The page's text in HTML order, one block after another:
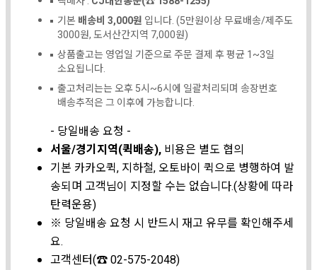
기본 배송비 3,000원 입니다. (5만원이상 무료배송/제주도
3000원, 도서산간지역 7,000원)
상품출고는 영업일 기준으로 주문 결제 후 평균 1~3일
소요됩니다.
출고처리는는 오후 5시~6시에 일괄처리되며 송장번호
배송추적은 그 이후에 가능합니다.
- 당일배송 요청 -
서울/경기지역(퀵배송), 비용은 별도 협의
기본 카카오퀵, 지하철, 오토바이 퀵으로 병행하여 발
송되며 고객님이 지정할 수는 없습니다.(상황에 따라
탄력운용)
※ 당일배송 요청 시 반드시 재고 유무를 확인해주세
요.
고객센터(☎ 02-575-2048)